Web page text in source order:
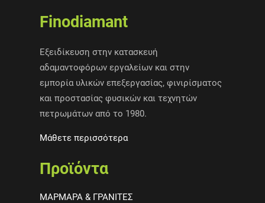
Finodiamant
Εξειδίκευση στην κατασκευή
αδαμαντοφόρων εργαλείων και στην
εμπορία υλικών επεξεργασίας, φινιρίσματος
και προστασίας φυσικών και τεχνητών
πετρωμάτων από το 1980.
Μάθετε περισσότερα
Προϊόντα
ΜΑΡΜΑΡΑ & ΓΡΑΝΙΤΕΣ